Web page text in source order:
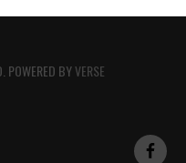
POWERED BYVERSE